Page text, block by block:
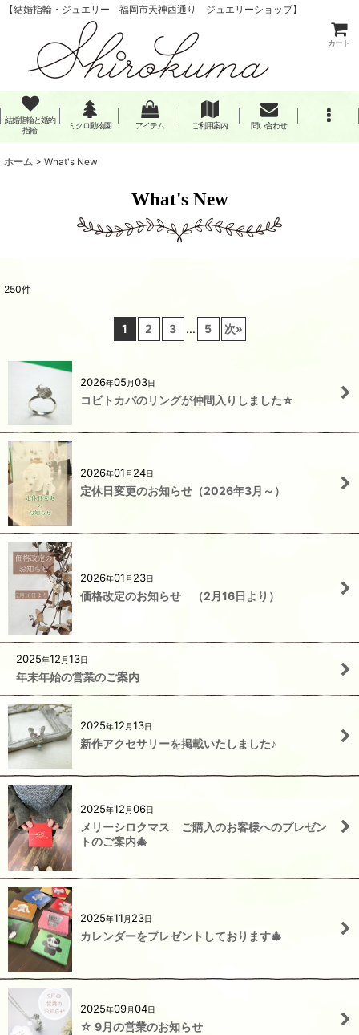
【結婚指輪・ジュエリー 福岡市天神西通り ジュエリーショップ】
カート
結婚指輪と婚約
指輪
ミクロ動物園 アイテム ご利用案内 問い合わせ
ホーム > What's New
What's New
250件
1 2 3 ... 5 次»
2026年05 月03日
コビトカバのリングが仲間入りしました☆
2026年01 月 24日
定休日変更のお知らせ（2026年3月～）
2026年01 月 23日
価格改定のお知らせ （2月16日より）
2025年12 月13日
年末年始の営業のご案内
2025年12 月13日
新作アクセサリーを掲載いたしました♪
2025年12 月06日
メリーシロクマス ご購入のお客様へのプレゼン
トのご案内🎄
2025年11 月 23日
カレンダーをプレゼントしております🎄
2025年09月04日
☆ 9月の営業のお知らせ